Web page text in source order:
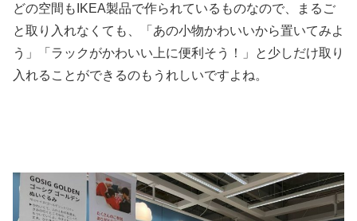
どの空間もIKEA製品で作られているものなので、まるご
と取り入れなくても、「あの小物かわいいから置いてみよ
う」「ラックがかわいい上に便利そう！」と少しだけ取り
入れることができるのもうれしいですよね。